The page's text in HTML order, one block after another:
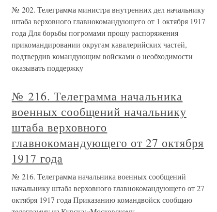
№ 202. Телеграмма министра внутренних дел начальнику
штаба верховного главнокомандующего от 1 октября 1917
года Для борьбы погромами прошу распоряжения
прикомандировании округам кавалерийских частей,
подтвердив командующим войсками о необходимости
оказывать поддержку
№ 216. Телеграмма начальника
военных сообщений начальнику
штаба верховного
главнокомандующего от 27 октября
1917 года
№ 216. Телеграмма начальника военных сообщений
начальнику штаба верховного главнокомандующего от 27
октября 1917 года Приказанию командвойск сообщаю